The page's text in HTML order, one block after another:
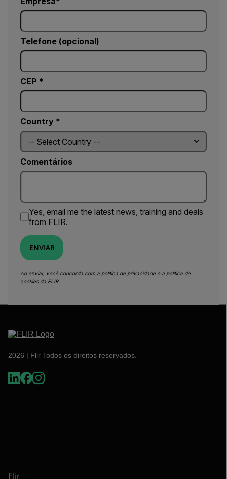
Telefone (opcional)
CEP *
Country *
Comentários
Yes, email me the latest news, training and deals
from FLIR.
ENVIAR
Ao enviar, você concorda com a política de privacidade e a política de
cookiesda FLIR.
2026 | Flir Todos os direitos reservados.
Flir